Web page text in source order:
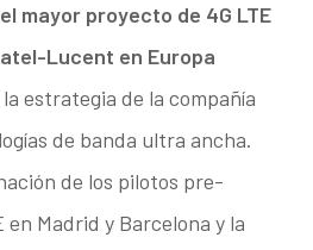
mayor proyecto de 4G LTE
Lucent en Europa
estrategia de la compañía
de banda ultra ancha.
de los pilotos pre-
en Madrid y Barcelona y la